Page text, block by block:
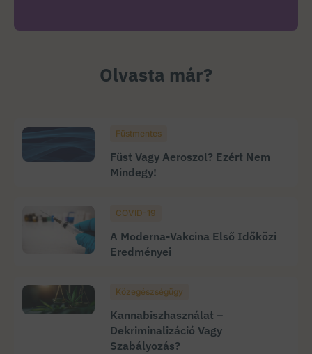
Olvasta már?
Füstmentes
Füst Vagy Aeroszol? Ezért Nem
Mindegy!
COVID-19
A Moderna-Vakcina Első Időközi
Eredményei
Közegészségügy
Kannabiszhasználat –
Dekriminalizáció Vagy
Szabályozás?